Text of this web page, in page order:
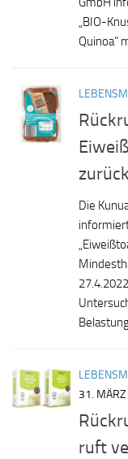
„BIO-
Quinoa“
zurück
Die
31.
ruft